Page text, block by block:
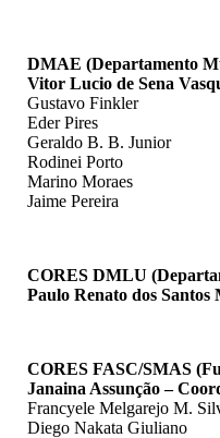
DMAE (Departamento
Vitor Lucio de Sena
Gustavo Finkler
Eder Pires
Geraldo B. B. Junior
Rodinei Porto
Marino Moraes
Jaime Pereira
CORES DMLU
Paulo Renato dos Santos
CORES FASC/SMAS
Janaina Assunção –
Francyele Melgarejo M.
Diego Nakata Giuliano